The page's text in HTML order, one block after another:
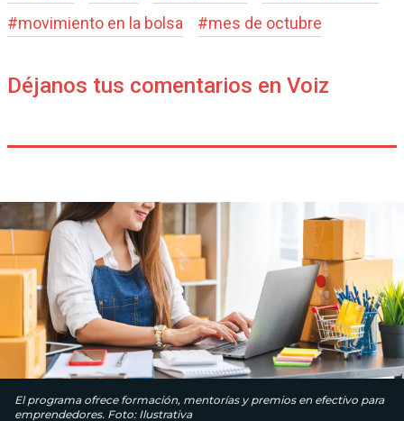
#movimiento en la bolsa #mes de octubre
Déjanos tus comentarios en Voiz
El programa ofrece formación, mentorías y premios en efectivo para
emprendedores. Foto: Ilustrativa